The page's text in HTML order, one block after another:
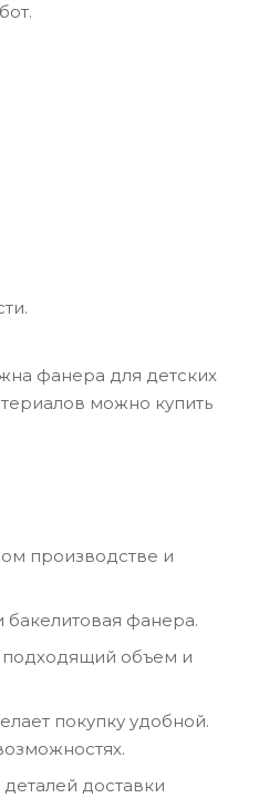
фанера для детских
можно купить
производстве и
фанера.
объем и
покупку удобной.
доставки